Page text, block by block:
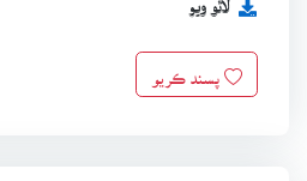
لاٿو ويو
پسند ڪريو